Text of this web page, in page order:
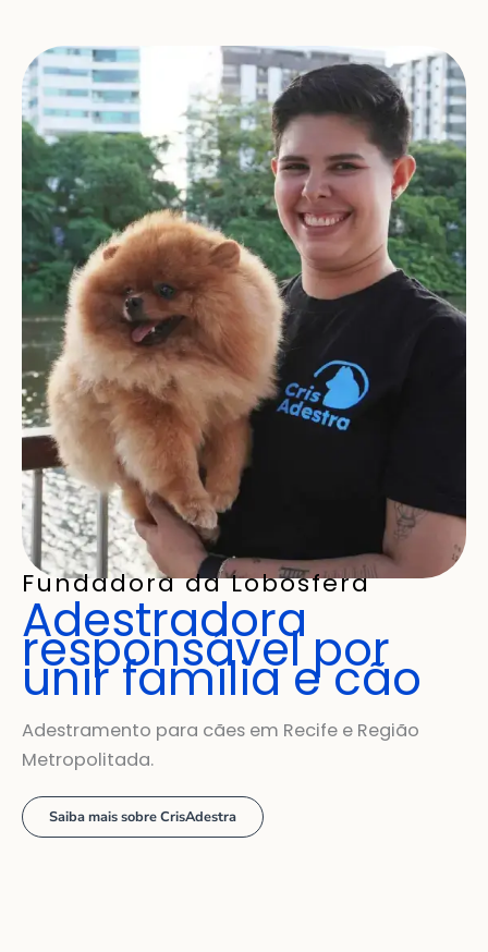
Fundadora da Lobosfera
Adestradora
responsável por
unir família e cão
Adestramento para cães em Recife e Região
Metropolitada.
Saiba mais sobre CrisAdestra